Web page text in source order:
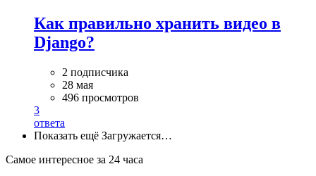
Как правильно хранить видео в
Django?
2 подписчика
28 мая
496 просмотров
3
ответа
Показать ещё Загружается…
Самое интересное за 24 часа